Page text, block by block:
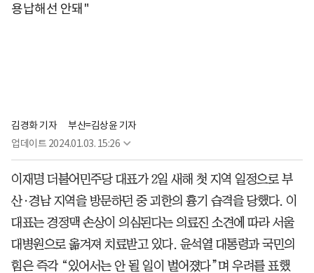
용납해선 안돼"
김경화 기자
부산=김상윤 기자
업데이트 2024.01.03. 15:26
이재명 더불어민주당 대표가 2일 새해 첫 지역 일정으로 부
산·경남 지역을 방문하던 중 괴한의 흉기 습격을 당했다. 이
대표는 경정맥 손상이 의심된다는 의료진 소견에 따라 서울
대병원으로 옮겨져 치료받고 있다. 윤석열 대통령과 국민의
힘은 즉각 “있어서는 안 될 일이 벌어졌다”며 우려를 표했